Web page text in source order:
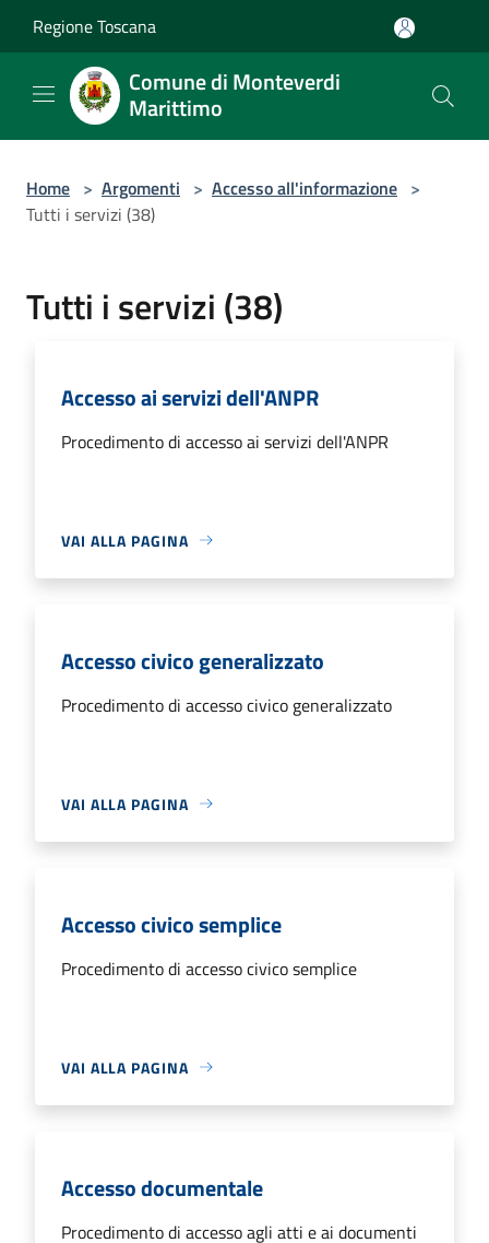
Regione Toscana
Comune di Monteverdi
Marittimo
Home > Argomenti > Accesso all'informazione >
Tutti i servizi (38)
Tutti i servizi (38)
Accesso ai servizi dell'ANPR
Procedimento di accesso ai servizi dell'ANPR
VAI ALLA PAGINA
Accesso civico generalizzato
Procedimento di accesso civico generalizzato
VAI ALLA PAGINA
Accesso civico semplice
Procedimento di accesso civico semplice
VAI ALLA PAGINA
Accesso documentale
Procedimento di accesso agli atti e ai documenti